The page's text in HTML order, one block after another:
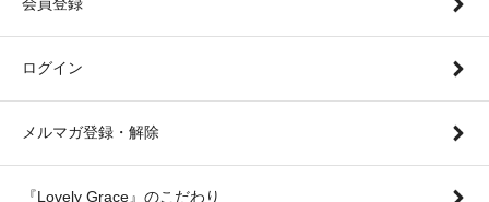
ログイン
メルマガ登録・解除
『Lovely Grace』のこだわり